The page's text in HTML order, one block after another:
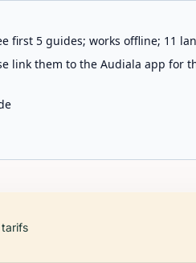
first 5 guides; works offline; 11
link them to the Audiala app for
tarifs